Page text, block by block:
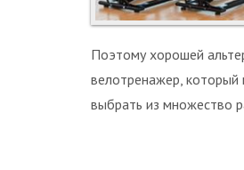
Поэтому хорошей
велотренажер, который
выбрать из множество